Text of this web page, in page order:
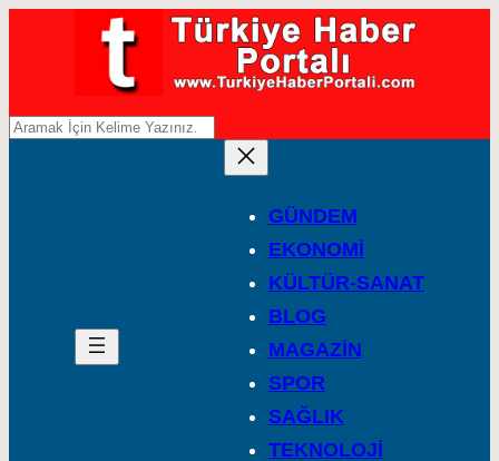
A
GÜNDEM
EKONOMİ
KÜLTÜR-SANAT
BLOG
MAGAZİN
SPOR
SAĞLIK
TEKNOLOJİ